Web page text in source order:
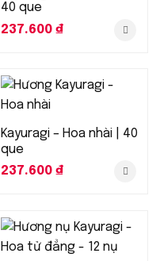
40 que
237.600 ₫
Kayuragi – Hoa nhài | 40
que
237.600 ₫